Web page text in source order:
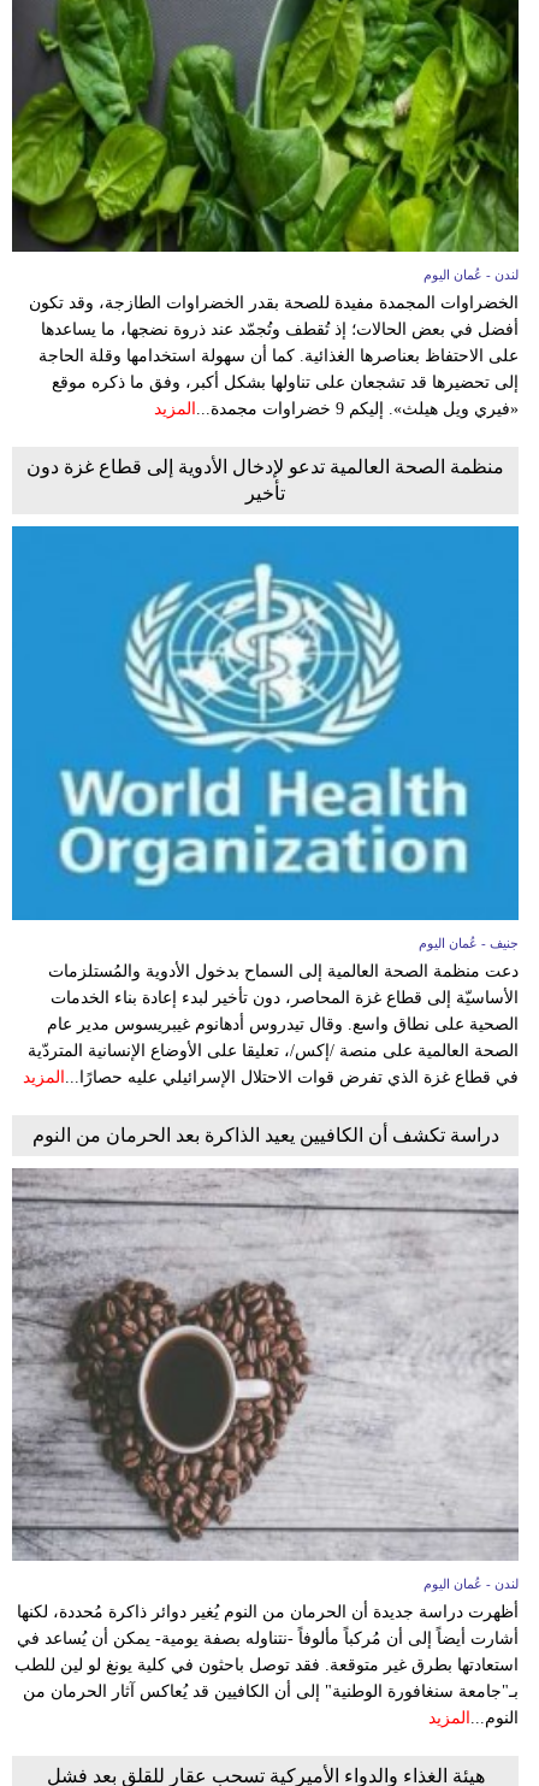
لندن - عُمان اليوم
الخضراوات المجمدة مفيدة للصحة بقدر الخضراوات الطازجة، وقد تكون
أفضل في بعض الحالات؛ إذ تُقطف وتُجمّد عند ذروة نضجها، ما يساعدها
على الاحتفاظ بعناصرها الغذائية. كما أن سهولة استخدامها وقلة الحاجة
إلى تحضيرها قد تشجعان على تناولها بشكل أكبر، وفق ما ذكره موقع
«فيري ويل هيلث». إليكم 9 خضراوات مجمدة...
المزيد
منظمة الصحة العالمية تدعو لإدخال الأدوية إلى قطاع غزة دون
تأخير
جنيف - عُمان اليوم
دعت منظمة الصحة العالمية إلى السماح بدخول الأدوية والمُستلزمات
الأساسيّة إلى قطاع غزة المحاصر، دون تأخير لبدء إعادة بناء الخدمات
الصحية على نطاق واسع. وقال تيدروس أدهانوم غيبريسوس مدير عام
الصحة العالمية على منصة /إكس/، تعليقا على الأوضاع الإنسانية المتردّية
في قطاع غزة الذي تفرض قوات الاحتلال الإسرائيلي عليه حصارًا... المزيد
دراسة تكشف أن الكافيين يعيد الذاكرة بعد الحرمان من النوم
لندن - عُمان اليوم
أظهرت دراسة جديدة أن الحرمان من النوم يُغير دوائر ذاكرة مُحددة، لكنها
أشارت أيضاً إلى أن مُركباً مألوفاً -نتناوله بصفة يومية- يمكن أن يُساعد في
استعادتها بطرق غير متوقعة. فقد توصل باحثون في كلية يونغ لو لين للطب
بـ"جامعة سنغافورة الوطنية" إلى أن الكافيين قد يُعاكس آثار الحرمان من
النوم... المزيد
هيئة الغذاء والدواء الأميركية تسحب عقار للقلق بعد فشل